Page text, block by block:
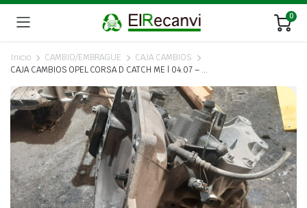
0
Inicio CAMBIO/EMBRAGUE
CAJA CAMBIOS
CAJA CAMBIOS OPEL CORSA D CATCH ME | 04.07 – …